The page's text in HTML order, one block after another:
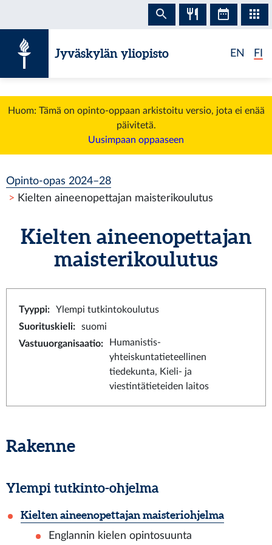
Jyväskylän yliopisto EN FI
Huom: Tämä on opinto-oppaan arkistoitu versio, jota ei enää
päivitetä.
Uusimpaan oppaaseen
Opinto-opas 2024–28
Kielten aineenopettajan maisterikoulutus
Kielten aineenopettajan
maisterikoulutus
Tyyppi:
Ylempi tutkintokoulutus
Suorituskieli:
suomi
Vastuuorganisaatio:
Humanistis-
yhteiskuntatieteellinen
tiedekunta, Kieli- ja
viestintätieteiden laitos
Rakenne
Ylempi tutkinto-ohjelma
Kielten aineenopettajan maisteriohjelma
Englannin kielen opintosuunta